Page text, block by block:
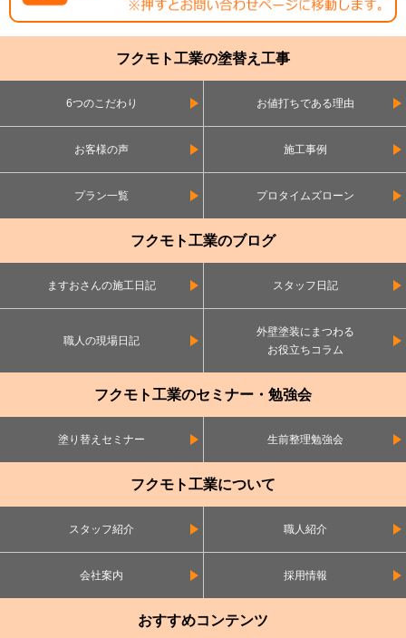
フクモト工業の塗替え工事
6つのこだわり お値打ちである理由
お客様の声 施工事例
プラン一覧 プロタイムズローン
フクモト工業のブログ
ますおさんの施工日記 スタッフ日記
職人の現場日記
外壁塗装にまつわる
お役立ちコラム
フクモト工業のセミナー・勉強会
塗り替えセミナー 生前整理勉強会
フクモト工業について
スタッフ紹介 職人紹介
会社案内 採用情報
おすすめコンテンツ